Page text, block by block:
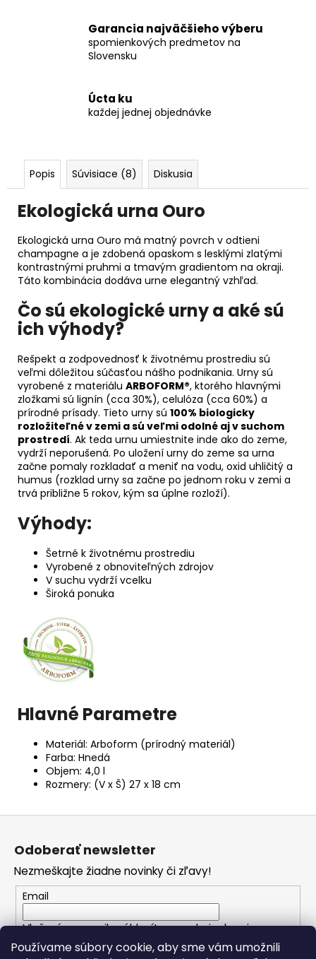
Používame súbory cookie, aby sme vám umožnili
Garancia najväčšieho výberu
spomienkových predmetov na
Slovensku
Úcta ku
každej jednej objednávke
Popis Súvisiace (8) Diskusia
Ekologická urna Ouro
Ekologická urna Ouro má matný povrch v odtieni
champagne a je zdobená opaskom s lesklými zlatými
kontrastnými pruhmi a tmavým gradientom na okraji.
Táto kombinácia dodáva urne elegantný vzhľad.
Čo sú ekologické urny a aké sú
ich výhody?
Rešpekt a zodpovednosť k životnému prostrediu sú
veľmi dôležitou súčasťou nášho podnikania. Urny sú
vyrobené z materiálu ARBOFORM®, ktorého hlavnými
zložkami sú lignín (cca 30%), celulóza (cca 60%) a
prírodné prísady. Tieto urny sú 100% biologicky
rozložiteľné v zemi a sú veľmi odolné aj v suchom
prostredí. Ak teda urnu umiestnite inde ako do zeme,
vydrží neporušená. Po uložení urny do zeme sa urna
začne pomaly rozkladať a meniť na vodu, oxid uhličitý a
humus (rozklad urny sa začne po jednom roku v zemi a
trvá približne 5 rokov, kým sa úplne rozloží).
Výhody:
Šetrné k životnému prostrediu
Vyrobené z obnoviteľných zdrojov
V suchu vydrží vcelku
Široká ponuka
Hlavné Parametre
Materiál: Arboform (prírodný materiál)
Farba: Hnedá
Objem: 4,0 l
Rozmery: (V x Š) 27 x 18 cm
Z
e
Odoberať newsletter
Nezmeškajte žiadne novinky či zľavy!
Email
Vložením e-mailu súhlasíte spodmienkami
ochrany osobných údajov